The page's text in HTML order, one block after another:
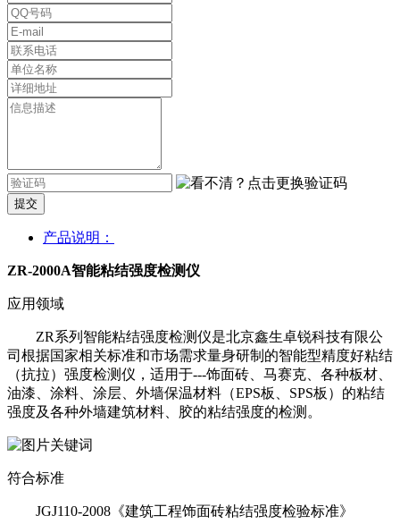
提交
产品说明：
ZR-2000A智能粘结强度检测仪
应用领域
ZR系列智能粘结强度检测仪是北京鑫生卓锐科技有限公
司根据国家相关标准和市场需求量身研制的智能型精度好粘结
（抗拉）强度检测仪，适用于---饰面砖、马赛克、各种板材、
油漆、涂料、涂层、外墙保温材料（EPS板、SPS板）的粘结
强度及各种外墙建筑材料、胶的粘结强度的检测。
符合标准
JGJ110-2008《建筑工程饰面砖粘结强度检验标准》